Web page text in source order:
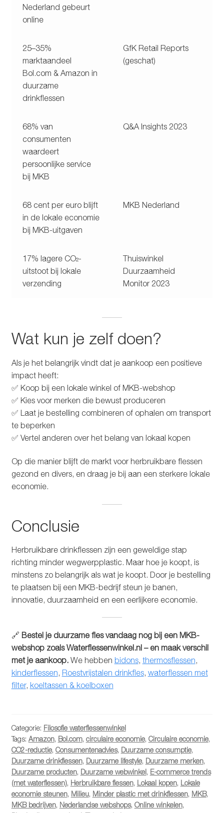
Nederland gebeurt
online
25–35%
marktaandeel
Bol.com & Amazon in
duurzame
drinkflessen
GfK Retail Reports
(geschat)
68% van
consumenten
waardeert
persoonlijke service
bij MKB
Q&A Insights 2023
68 cent per euro blijft
in de lokale economie
bij MKB-uitgaven
MKB Nederland
17% lagere CO₂-
uitstoot bij lokale
verzending
Thuiswinkel
Duurzaamheid
Monitor 2023
Wat kun je zelf doen?
Als je het belangrijk vindt dat je aankoop een positieve
impact heeft:
✅ Koop bij een lokale winkel of MKB-webshop
✅ Kies voor merken die bewust produceren
✅ Laat je bestelling combineren of ophalen om transport
te beperken
✅ Vertel anderen over het belang van lokaal kopen
Op die manier blijft de markt voor herbruikbare flessen
gezond en divers, en draag je bij aan een sterkere lokale
economie.
Conclusie
Herbruikbare drinkflessen zijn een geweldige stap
richting minder wegwerpplastic. Maar hoe je koopt, is
minstens zo belangrijk als wat je koopt. Door je bestelling
te plaatsen bij een MKB-bedrijf steun je banen,
innovatie, duurzaamheid en een eerlijkere economie.
🔗 Bestel je duurzame fles vandaag nog bij een MKB-
webshop zoals Waterflessenwinkel.nl – en maak verschil
met je aankoop.We hebben bidons, thermosflessen,
kinderflessen, Roestvrijstalen drinkfles, waterflessen met
filter, koeltassen & koelboxen
Categorie: Filosofie waterflessenwinkel
Tags: Amazon, Bol.com, circulaire economie, Circulaire economie,
CO2-reductie, Consumentenadvies, Duurzame consumptie,
Duurzame drinkflessen, Duurzame lifestyle, Duurzame merken,
Duurzame producten, Duurzame webwinkel, E-commerce trends
(met waterflessen), Herbruikbare flessen, Lokaal kopen, Lokale
economie steunen, Milieu, Minder plastic met drinkflessen, MKB,
MKB bedrijven, Nederlandse webshops, Online winkelen,